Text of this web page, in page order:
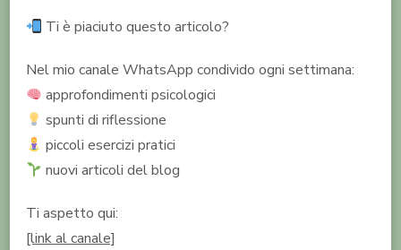
Ti è piaciuto questo articolo?
Nel mio canale WhatsApp condivido ogni settimana:
approfondimenti psicologici
spunti di riflessione
piccoli esercizi pratici
nuovi articoli del blog
Ti aspetto qui:
[link al canale]